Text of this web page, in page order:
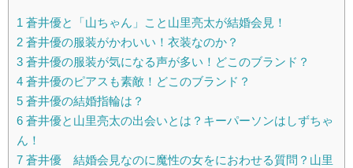
1 蒼井優と「山ちゃん」こと山里亮太が結婚会見！
2 蒼井優の服装がかわいい！衣装なのか？
3 蒼井優の服装が気になる声が多い！どこのブランド？
4 蒼井優のピアスも素敵！どこのブランド？
5 蒼井優の結婚指輪は？
6 蒼井優と山里亮太の出会いとは？キーパーソンはしずちゃ
ん！
7 蒼井優 結婚会見なのに魔性の女をにおわせる質問？山里